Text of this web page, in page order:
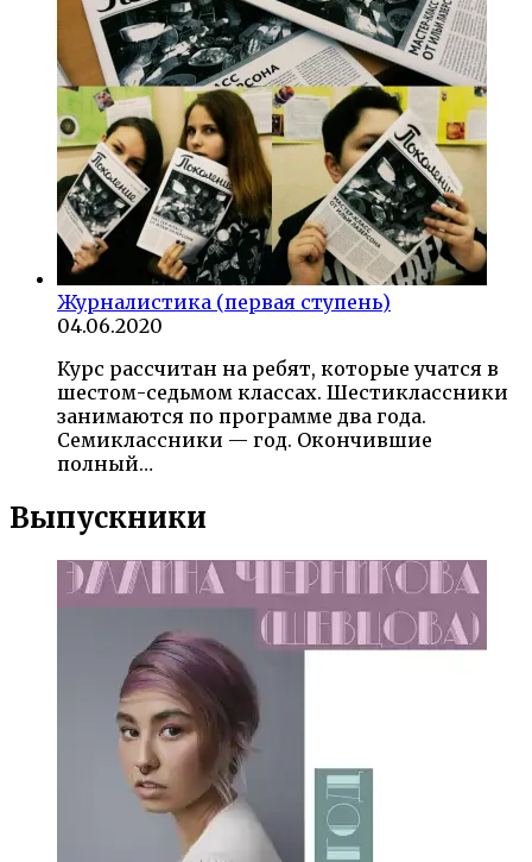
Журналистика (первая ступень)
04.06.2020
Курс рассчитан на ребят, которые учатся в
шестом-седьмом классах. Шестиклассники
занимаются по программе два года.
Семиклассники — год. Окончившие
полный…
Выпускники